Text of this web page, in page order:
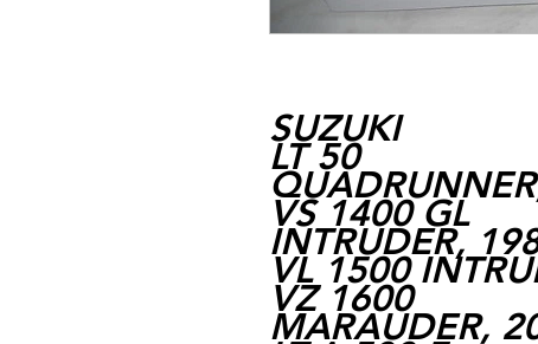
SUZUKI
LT 50
VS 1400 GL
INTRUDER,
VL 1500
VZ 1600
MARAUDER,